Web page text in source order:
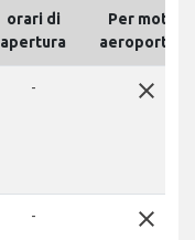
orari di
apertura
Per motivi
aeroportuali
- close
- close